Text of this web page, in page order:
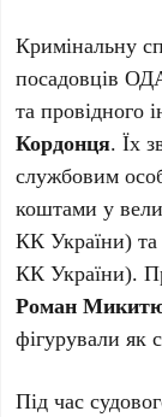
Кримінальну
посадовців
та провідного
Кордонця. Їх
службовим
коштами у
КК України) та
КК України).
Роман
фігурували як
Під час